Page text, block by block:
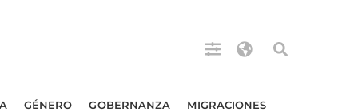
GÉNERO GOBERNANZA MIGRACIONES